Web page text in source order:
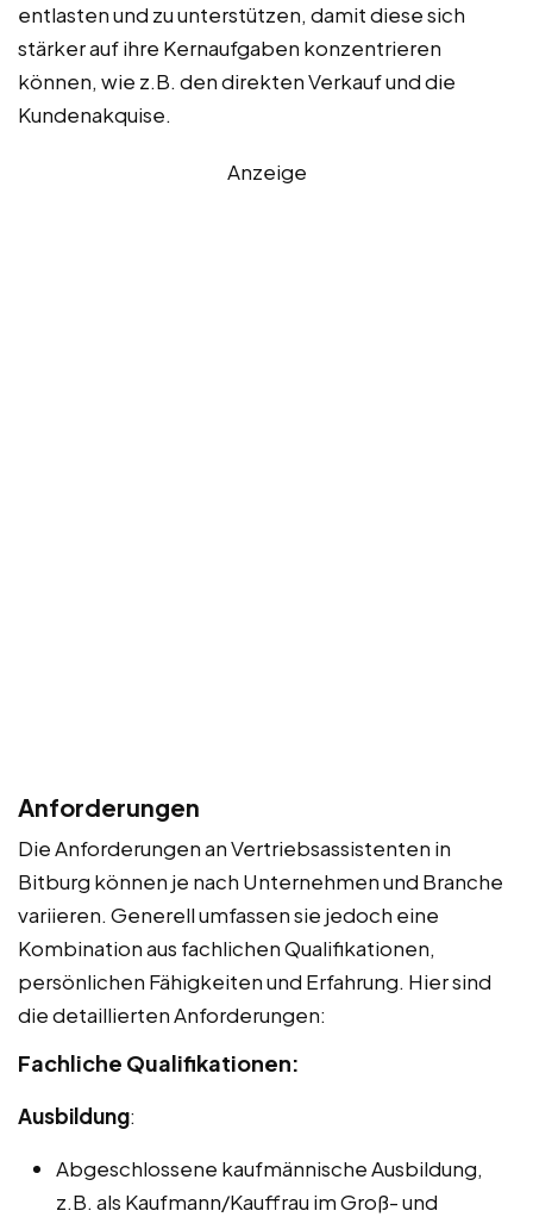
entlasten und zu unterstützen, damit diese sich
stärker auf ihre Kernaufgaben konzentrieren
können, wie z.B. den direkten Verkauf und die
Kundenakquise.
Anzeige
Anforderungen
Die Anforderungen an Vertriebsassistenten in
Bitburg können je nach Unternehmen und Branche
variieren. Generell umfassen sie jedoch eine
Kombination aus fachlichen Qualifikationen,
persönlichen Fähigkeiten und Erfahrung. Hier sind
die detaillierten Anforderungen:
Fachliche Qualifikationen:
Ausbildung:
Abgeschlossene kaufmännische Ausbildung,
z.B. als Kaufmann/Kauffrau im Groß- und